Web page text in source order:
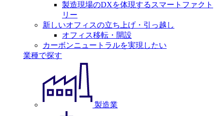
製造現場のDXを体現するスマートファクト
リー
新しいオフィスの立ち上げ・引っ越し
オフィス移転・開設
カーボンニュートラルを実現したい
業種で探す
製造業